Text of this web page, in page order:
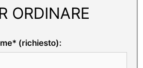
ORDINARE
(richiesto):